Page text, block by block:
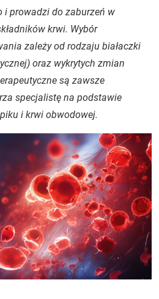
i prowadzi do zaburzeń w
krwi. Wybór
zależy od rodzaju białaczki
oraz wykrytych zmian
są zawsze
specjalistę na podstawie
i krwi obwodowej.